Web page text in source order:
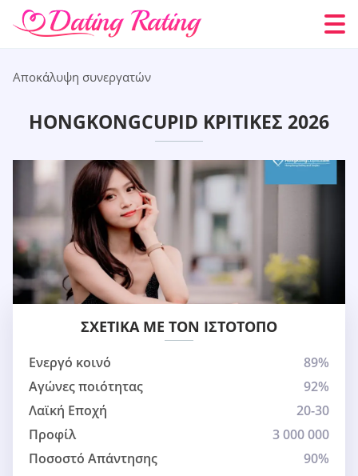
Αποκάλυψη συνεργατών
HONGKONGCUPID ΚΡΙΤΙΚΈΣ 2026
ΣΧΕΤΙΚΆ ΜΕ ΤΟΝ ΙΣΤΌΤΟΠΟ
Ενεργό κοινό
89%
Αγώνες ποιότητας
92%
Λαϊκή Εποχή
20-30
Προφίλ
3 000 000
Ποσοστό Απάντησης
90%